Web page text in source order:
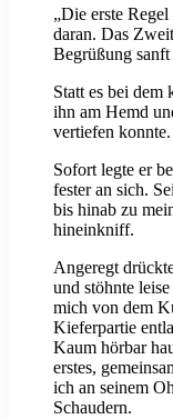
„Die erste
daran. Das
Begrüßung
Statt es bei dem
ihn am Hemd
vertiefen konnte.
Sofort legte er
fester an sich.
bis hinab zu
hineinkniff.
Angeregt
und stöhnte
mich von dem
Kieferpartie
Kaum hörbar
erstes,
ich an seinem
Schaudern.